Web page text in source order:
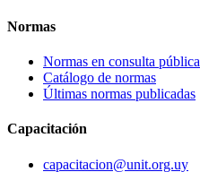
Normas
Normas en consulta pública
Catálogo de normas
Últimas normas publicadas
Capacitación
capacitacion@unit.org.uy